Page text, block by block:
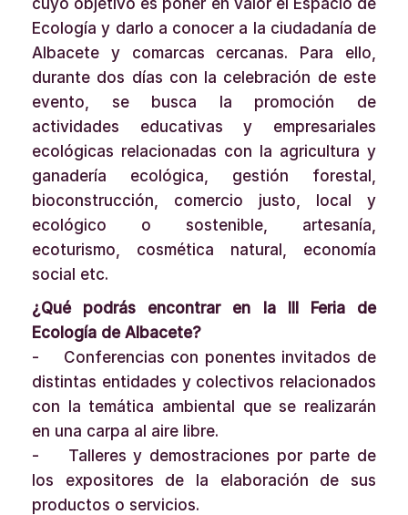
Ecología y darlo a conocer a la ciudadanía de
Albacete y comarcas cercanas. Para ello,
durante dos días con la celebración de este
evento, se busca la promoción de
actividades educativas y empresariales
ecológicas relacionadas con la agricultura y
ganadería ecológica, gestión forestal,
bioconstrucción, comercio justo, local y
ecológico o sostenible, artesanía,
ecoturismo, cosmética natural, economía
social etc.
¿Qué podrás encontrar en la III Feria de
Ecología de Albacete?
- Conferencias con ponentes invitados de
distintas entidades y colectivos relacionados
con la temática ambiental que se realizarán
en una carpa al aire libre.
- Talleres y demostraciones por parte de
los expositores de la elaboración de sus
productos o servicios.